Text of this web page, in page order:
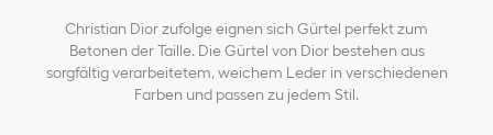
Christian Dior zufolge eignen sich Gürtel perfekt zum
Betonen der Taille. Die Gürtel von Dior bestehen aus
sorgfältig verarbeitetem, weichem Leder in verschiedenen
Farben und passen zu jedem Stil.
Schals & Schultertücher
Mützen & Handschuhe